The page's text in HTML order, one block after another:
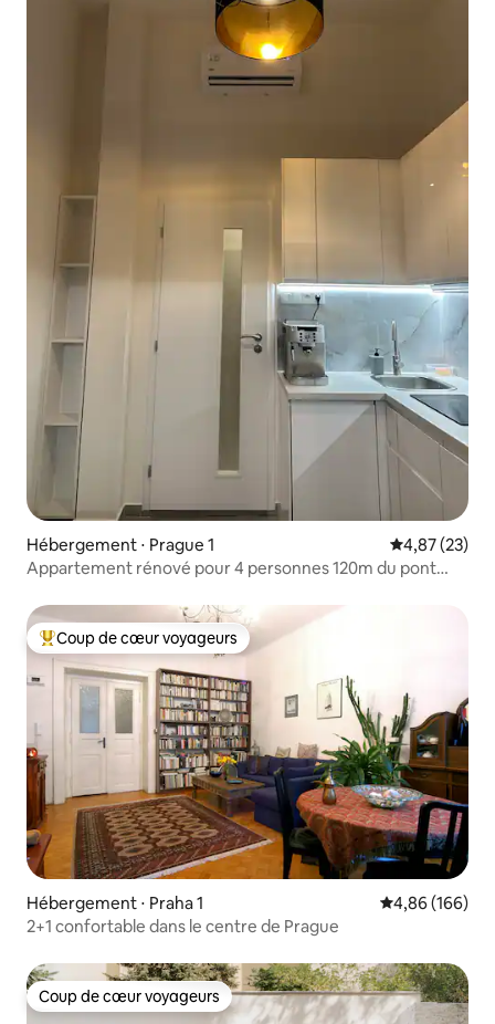
Hébergement ⋅ Prague 1 Évaluation
4,87 (23)
Appartement rénové pour 4 personnes 120m du pont
Coups de cœur voyageurs les plus appréciés
Coup de cœur voyageurs
Hébergement ⋅ Praha 1 Évaluation
4,86 (166)
2+1 confortable dans le centre de Prague
Coup de cœur voyageurs
Coup de cœur voyageurs